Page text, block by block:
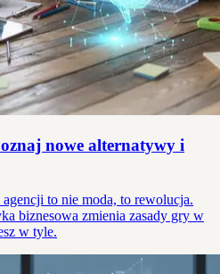
nowe alternatywy i
to nie moda, to rewolucja.
biznesowa zmienia zasady gry w
w tyle.